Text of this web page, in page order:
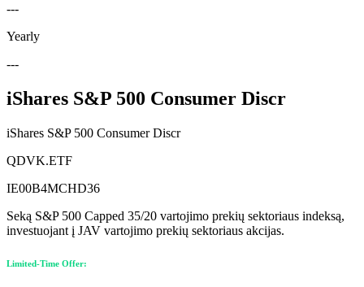
---
Yearly
---
iShares S&P 500 Consumer Discr
iShares S&P 500 Consumer Discr
QDVK.ETF
IE00B4MCHD36
Seką S&P 500 Capped 35/20 vartojimo prekių sektoriaus indeksą,
investuojant į JAV vartojimo prekių sektoriaus akcijas.
Limited-Time Offer: